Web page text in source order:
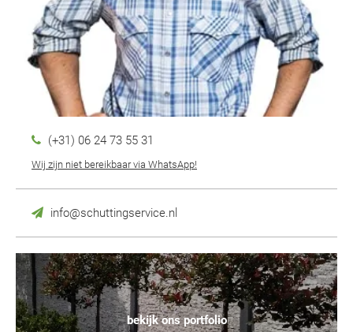
(+31) 06 24 73 55 31
Wij zijn niet bereikbaar via WhatsApp!
info@schuttingservice.nl
bekijk ons portfolio